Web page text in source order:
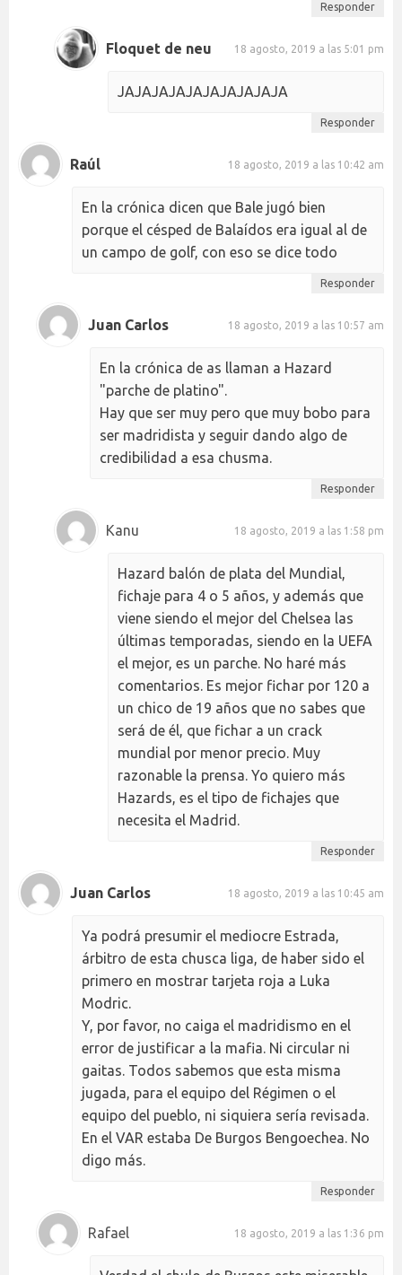
Responder
Floquet de neu 18 agosto, 2019 a las 5:01 pm
JAJAJAJAJAJAJAJAJAJA
Responder
Raúl 18 agosto, 2019 a las 10:42 am
En la crónica dicen que Bale jugó bien
porque el césped de Balaídos era igual al de
un campo de golf, con eso se dice todo
Responder
Juan Carlos 18 agosto, 2019 a las 10:57 am
En la crónica de as llaman a Hazard
"parche de platino".
Hay que ser muy pero que muy bobo para
ser madridista y seguir dando algo de
credibilidad a esa chusma.
Responder
Kanu 18 agosto, 2019 a las 1:58 pm
Hazard balón de plata del Mundial,
fichaje para 4 o 5 años, y además que
viene siendo el mejor del Chelsea las
últimas temporadas, siendo en la UEFA
el mejor, es un parche. No haré más
comentarios. Es mejor fichar por 120 a
un chico de 19 años que no sabes que
será de él, que fichar a un crack
mundial por menor precio. Muy
razonable la prensa. Yo quiero más
Hazards, es el tipo de fichajes que
necesita el Madrid.
Responder
Juan Carlos 18 agosto, 2019 a las 10:45 am
Ya podrá presumir el mediocre Estrada,
árbitro de esta chusca liga, de haber sido el
primero en mostrar tarjeta roja a Luka
Modric.
Y, por favor, no caiga el madridismo en el
error de justificar a la mafia. Ni circular ni
gaitas. Todos sabemos que esta misma
jugada, para el equipo del Régimen o el
equipo del pueblo, ni siquiera sería revisada.
En el VAR estaba De Burgos Bengoechea. No
digo más.
Responder
Rafael 18 agosto, 2019 a las 1:36 pm